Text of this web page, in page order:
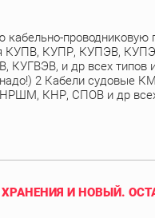
кабельно-проводниковую
КУПВ, КУПР, КУПЭВ,
КУГВЭВ, и др всех типов
2 Кабели судовые
КНР, СПОВ и др
И НОВЫЙ.